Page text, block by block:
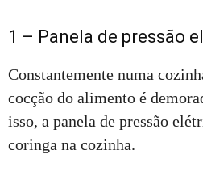
1 – Panela de pressão
Constantemente numa
cocção do alimento é
isso, a panela de pressão
coringa na cozinha.